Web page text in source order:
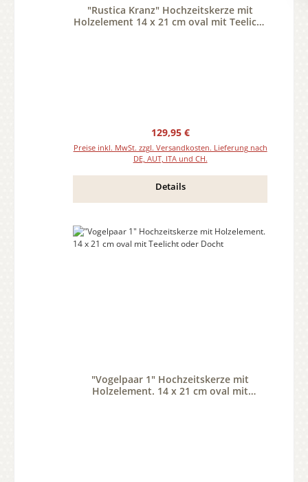
"Rustica Kranz" Hochzeitskerze mit
Holzelement 14 x 21 cm oval mit Teelicht
Regulärer Preis:
129,95 €
Preise inkl. MwSt. zzgl. Versandkosten. Lieferung nach
DE, AUT, ITA und CH.
Details
"Vogelpaar 1" Hochzeitskerze mit
Holzelement. 14 x 21 cm oval mit